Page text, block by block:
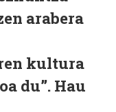
arabera
kultura
du”. Hau